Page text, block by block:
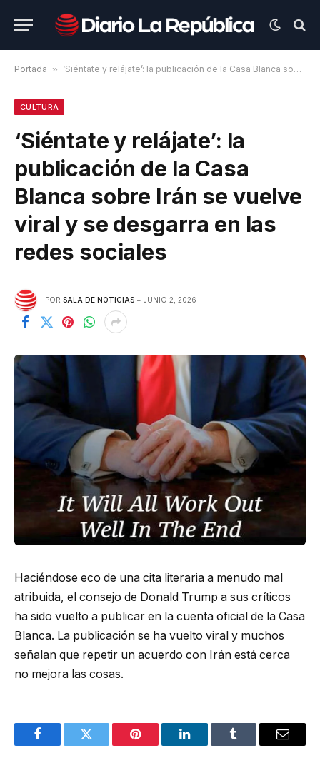
Portada » ‘Siéntate y relájate’: la publicación de la Casa Blanca sobre Irán se vuelve viral y se desgarra en las redes sociales
CULTURA
‘Siéntate y relájate’: la
publicación de la Casa
Blanca sobre Irán se vuelve
viral y se desgarra en las
redes sociales
POR SALA DE NOTICIAS JUNIO 2, 2026
Haciéndose eco de una cita literaria a menudo mal
atribuida, el consejo de Donald Trump a sus críticos
ha sido vuelto a publicar en la cuenta oficial de la Casa
Blanca. La publicación se ha vuelto viral y muchos
señalan que repetir un acuerdo con Irán está cerca
no mejora las cosas.
FacebookTwitter Pinterest LinkedInTumblr Email